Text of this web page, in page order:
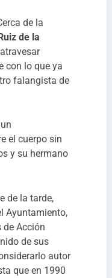
de la
de la
con lo que ya
falangista de
el cuerpo sin
y su hermano
de la tarde,
Ayuntamiento,
Acción
de sus
autor
que en 1990